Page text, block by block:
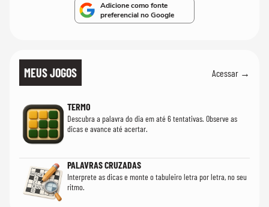
Adicione como fonte
preferencial no Google
MEUS JOGOS Acessar →
TERMO
Descubra a palavra do dia em até 6 tentativas. Observe as
dicas e avance até acertar.
PALAVRAS CRUZADAS
Interprete as dicas e monte o tabuleiro letra por letra, no seu
ritmo.